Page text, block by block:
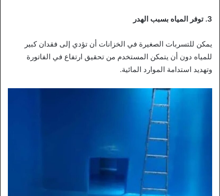
3. توفر المياه بسبب الهدر
يمكن للتسربات الصغيرة في الخزانات أن تؤدي إلى فقدان كبير
للمياه دون أن يتمكن المستخدم من تحقيق ارتفاع في الفاتورة
وتهديد استدامة الموارد المائية.